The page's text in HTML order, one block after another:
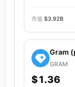
市值 $3.92B
Gram
GRAM
$1.36